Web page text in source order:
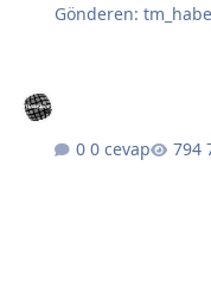
Gönderen:
0 cevap